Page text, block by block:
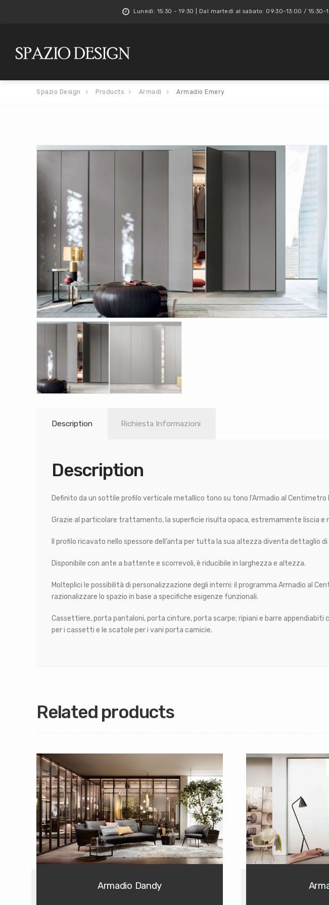
Lunedì: 15:30 - 19:30 | Dal martedì al sabato: 09:30-13:00 / 15:30-
Spazio Design Products Armadi Armadio Emery
Description Richiesta Informazioni
Description
Definito da un sottile profilo verticale metallico tono su tono l’Armadio al
Grazie al particolare trattamento, la superficie risulta opaca, estremamente liscia e
Il profilo ricavato nello spessore dell’anta per tutta la sua altezza diventa dettaglio
Disponibile con ante a battente e scorrevoli, è riducibile in larghezza e altezza.
Molteplici le possibilità di personalizzazione degli interni: il programma Armadio al
razionalizzare lo spazio in base a specifiche esigenze funzionali.
Cassettiere, porta pantaloni, porta cinture, porta scarpe; ripiani e barre
per i cassetti e le scatole per i vani porta camicie.
Related products
Armadio Dandy